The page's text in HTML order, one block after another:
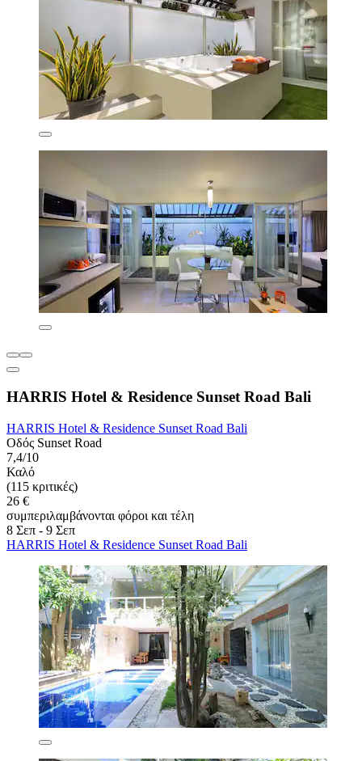
HARRIS Hotel & Residence Sunset Road Bali
HARRIS Hotel & Residence Sunset Road Bali
Οδός Sunset Road
7,4/10
Καλό
(115 κριτικές)
26 €
συμπεριλαμβάνονται φόροι και τέλη
8 Σεπ - 9 Σεπ
HARRIS Hotel & Residence Sunset Road Bali